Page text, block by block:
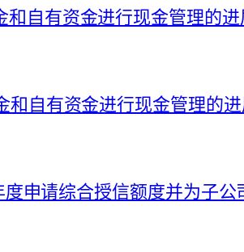
自有资金进行现金管理的
自有资金进行现金管理的
申请综合授信额度并为子公